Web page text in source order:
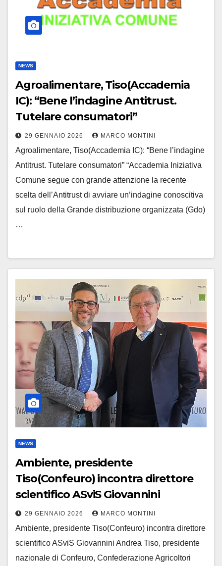
NEWS
Agroalimentare, Tiso(Accademia
IC): “Bene l’indagine Antitrust.
Tutelare consumatori”
29 GENNAIO 2026 MARCO MONTINI
Agroalimentare, Tiso(Accademia IC): “Bene l’indagine
Antitrust. Tutelare consumatori” “Accademia Iniziativa
Comune segue con grande attenzione la recente
scelta dell’Antitrust di avviare un’indagine conoscitiva
sul ruolo della Grande distribuzione organizzata (Gdo)
…
NEWS
Ambiente, presidente
Tiso(Confeuro) incontra direttore
scientifico ASviS Giovannini
29 GENNAIO 2026 MARCO MONTINI
Ambiente, presidente Tiso(Confeuro) incontra direttore
scientifico ASviS Giovannini Andrea Tiso, presidente
nazionale di Confeuro, Confederazione Agricoltori